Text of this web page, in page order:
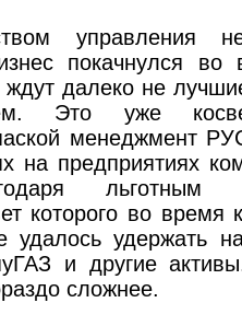
управления
покачнулся во
ждут далеко не
Это уже
менеджмент
на предприятиях
льготным
которого во время
удалось удержать
и другие
сложнее.